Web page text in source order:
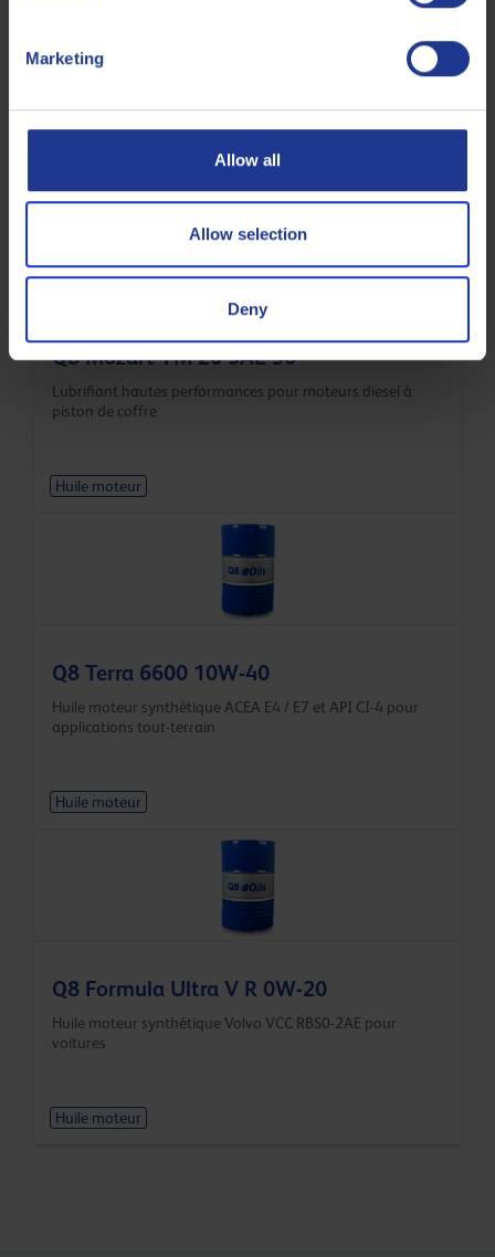
Marketing
Allow all
Allow selection
Deny
Q8 Mozart TM 20 SAE 30
Lubrifiant hautes performances pour moteurs diesel à
piston de coffre
Huile moteur
Q8 Terra 6600 10W-40
Huile moteur synthétique ACEA E4 / E7 et API CI-4 pour
applications tout-terrain
Huile moteur
Q8 Formula Ultra V R 0W-20
Huile moteur synthétique Volvo VCC RBS0-2AE pour
voitures
Huile moteur